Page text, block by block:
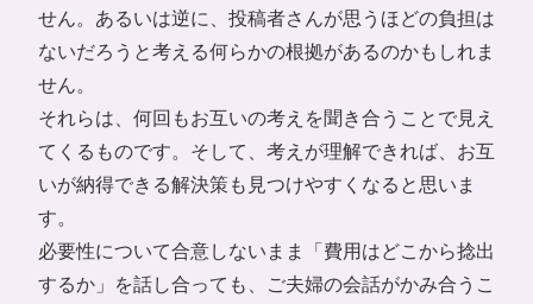
せん。あるいは逆に、投稿者さんが思うほどの負担は
ないだろうと考える何らかの根拠があるのかもしれま
せん。
それらは、何回もお互いの考えを聞き合うことで見え
てくるものです。そして、考えが理解できれば、お互
いが納得できる解決策も見つけやすくなると思いま
す。
必要性について合意しないまま「費用はどこから捻出
するか」を話し合っても、ご夫婦の会話がかみ合うこ